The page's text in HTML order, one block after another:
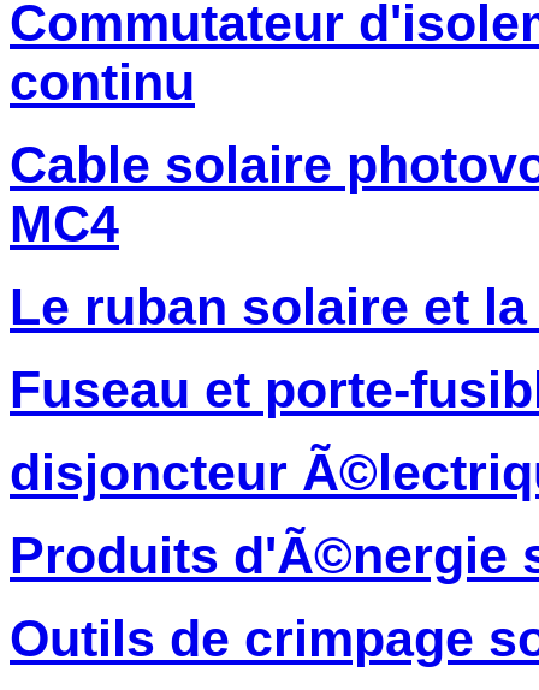
Commutateur
continu
Cable solaire
MC4
Le ruban solaire et
Fuseau et porte-
disjoncteur
Produits d'Ã©nergie
Outils de crimpage